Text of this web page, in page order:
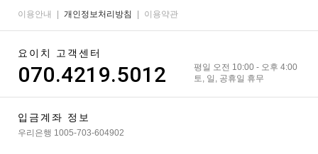
이용안내 | 개인정보처리방침 | 이용약관
요이치 고객센터
070.4219.5012
평일 오전 10:00 - 오후 4:00
토, 일, 공휴일 휴무
입금계좌 정보
우리은행 1005-703-604902